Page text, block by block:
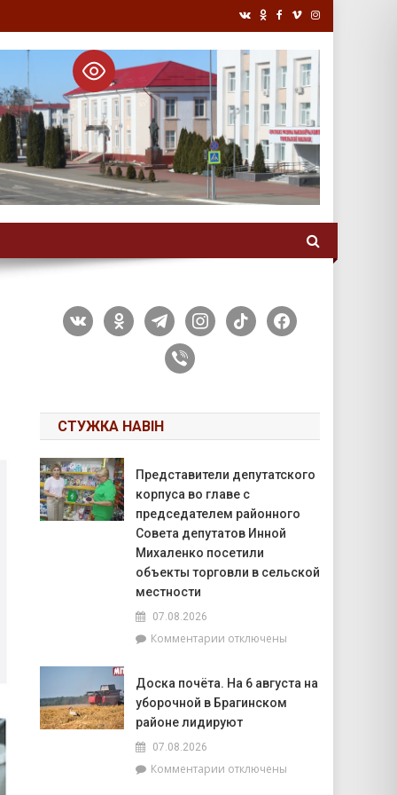
vkontakteodnoklassniki
telegraminstagram
tiktok facebook
viber
СТУЖКА НАВІН
Представители депутатского
корпуса во главе с
председателем районного
Совета депутатов Инной
Михаленко посетили
объекты торговли в сельской
местности
07.08.2026
Комментариик
депутатского
корпуса
во
председателем
отключены
Доска почёта. На 6 августа на
уборочной в Брагинском
районе лидируют
07.08.2026
Комментариикотключены